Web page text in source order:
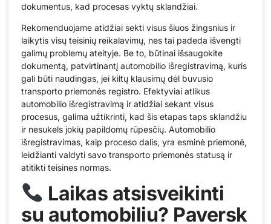
dokumentus, kad procesas vyktų sklandžiai.
Rekomenduojame atidžiai sekti visus šiuos žingsnius ir
laikytis visų teisinių reikalavimų, nes tai padeda išvengti
galimų problemų ateityje. Be to, būtinai išsaugokite
dokumentą, patvirtinantį automobilio išregistravimą, kuris
gali būti naudingas, jei kiltų klausimų dėl buvusio
transporto priemonės registro. Efektyviai atlikus
automobilio išregistravimą ir atidžiai sekant visus
procesus, galima užtikrinti, kad šis etapas taps sklandžiu
ir nesukels jokių papildomų rūpesčių. Automobilio
išregistravimas, kaip proceso dalis, yra esminė priemonė,
leidžianti valdyti savo transporto priemonės statusą ir
atitikti teisines normas.
Laikas atsisveikinti
su automobiliu? Paversk